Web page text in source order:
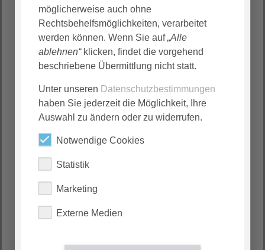
Wir freuen uns auf Sie!
Kontakt
möglicherweise auch ohne
Rechtsbehelfsmöglichkeiten, verarbeitet
werden können. Wenn Sie auf „Alle
ablehnen“klicken, findet die vorgehend
beschriebene Übermittlung nicht statt.
Unter unseren Datenschutzbestimmungen
haben Sie jederzeit die Möglichkeit, Ihre
Auswahl zu ändern oder zu widerrufen.
Notwendige Cookies
Statistik
Marketing
Externe Medien